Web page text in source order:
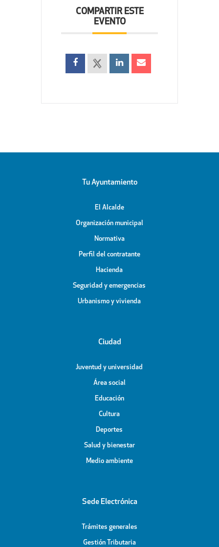
COMPARTIR ESTE
EVENTO
Tu Ayuntamiento
El Alcalde
Organización municipal
Normativa
Perfil del contratante
Hacienda
Seguridad y emergencias
Urbanismo y vivienda
Ciudad
Juventud y universidad
Área social
Educación
Cultura
Deportes
Salud y bienestar
Medio ambiente
Sede Electrónica
Trámites generales
Gestión Tributaria